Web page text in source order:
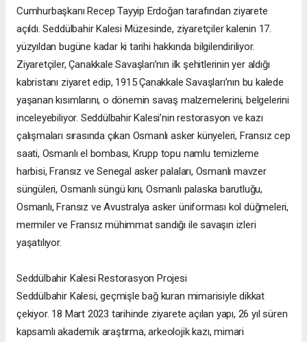
Cumhurbaşkanı Recep Tayyip Erdoğan tarafından ziyarete
açıldı. Seddülbahir Kalesi Müzesinde, ziyaretçiler kalenin 17.
yüzyıldan bugüne kadar ki tarihi hakkında bilgilendiriliyor.
Ziyaretçiler, Çanakkale Savaşları’nın ilk şehitlerinin yer aldığı
kabristanı ziyaret edip, 1915 Çanakkale Savaşları’nın bu kalede
yaşanan kısımlarını, o dönemin savaş malzemelerini, belgelerini
inceleyebiliyor. Seddülbahir Kalesi’nin restorasyon ve kazı
çalışmaları sırasında çıkan Osmanlı asker künyeleri, Fransız cep
saati, Osmanlı el bombası, Krupp topu namlu temizleme
harbisi, Fransız ve Senegal asker palaları, Osmanlı mavzer
süngüleri, Osmanlı süngü kını, Osmanlı palaska barutluğu,
Osmanlı, Fransız ve Avustralya asker üniforması kol düğmeleri,
mermiler ve Fransız mühimmat sandığı ile savaşın izleri
yaşatılıyor.
Seddülbahir Kalesi Restorasyon Projesi
Seddülbahir Kalesi, geçmişle bağ kuran mimarisiyle dikkat
çekiyor. 18 Mart 2023 tarihinde ziyarete açılan yapı, 26 yıl süren
kapsamlı akademik araştırma, arkeolojik kazı, mimari